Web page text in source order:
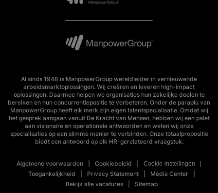
Al sinds 1948 is ManpowerGroup wereldleider in vernieuwende
arbeidsmarktoplossingen. Wij creëren en leveren high-impact
oplossingen. Daarmee helpen we organisaties hun zakelijke doelen te
bereiken en hun concurrentiepositie te verbeteren. Onder de paraplu van
ManpowerGroup heeft elk merk zijn eigen talentspecialisatie. Omdat wij
het gesprek aangaan vanuit De Kracht van Mensen, hebben wij een palet
aan visionaire en operationele antwoorden en weten wij onze
specialisaties op een slimme manier te verbinden. Onze totaalpropositie
biedt een antwoord op elk HR-gerelateerd vraagstuk.
Algemene voorwaarden Cookiebeleid Cookie-instellingen
Toegankelijkheid Privacy Statement
Media Center
Bekijk alle vacatures
Sitemap